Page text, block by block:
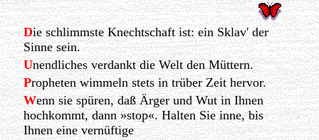
Die schlimmste Knechtschaft ist: ein Sklav' der
Sinne sein.
Unendliches verdankt die Welt den Müttern.
Propheten wimmeln stets in trüber Zeit hervor.
Wenn sie spüren, daß Ärger und Wut in Ihnen
hochkommt, dann »stop«. Halten Sie inne, bis
Ihnen eine vernüftige